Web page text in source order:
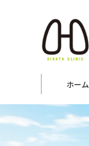
ホーム